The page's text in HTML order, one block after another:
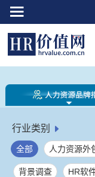

行业类别 
全部 人力资源外
背景调查 HR软